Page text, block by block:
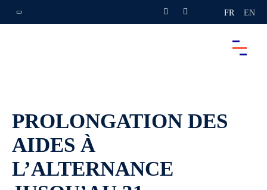
FR EN
PROLONGATION DES
AIDES À
L’ALTERNANCE